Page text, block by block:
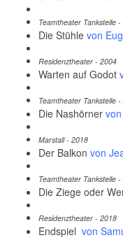
Teamtheater Tankstelle
Die Stühle von
Residenztheater - 2004
Warten auf Godot
Teamtheater Tankstelle -
Die Nashörner
Marstall - 2018
Der Balkon von
Teamtheater Tankstelle
Die Ziege oder
Residenztheater - 2018
Endspiel von